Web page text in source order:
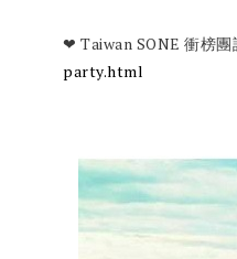
❤ Taiwan SONE 衝榜團
party.html